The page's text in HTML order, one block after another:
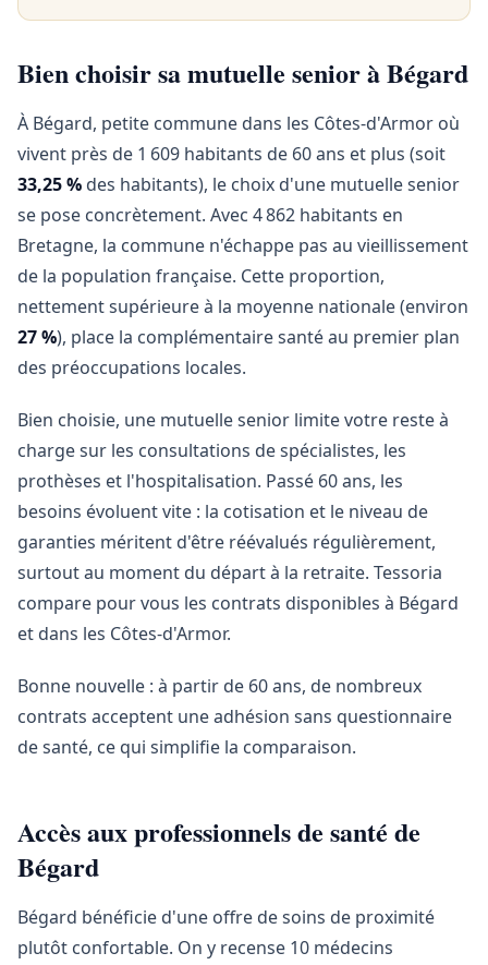
Bien choisir sa mutuelle senior à Bégard
À Bégard, petite commune dans les Côtes-d'Armor où
vivent près de 1 609 habitants de 60 ans et plus (soit
33,25 % des habitants), le choix d'une mutuelle senior
se pose concrètement. Avec 4 862 habitants en
Bretagne, la commune n'échappe pas au vieillissement
de la population française. Cette proportion,
nettement supérieure à la moyenne nationale (environ
27 %), place la complémentaire santé au premier plan
des préoccupations locales.
Bien choisie, une mutuelle senior limite votre reste à
charge sur les consultations de spécialistes, les
prothèses et l'hospitalisation. Passé 60 ans, les
besoins évoluent vite : la cotisation et le niveau de
garanties méritent d'être réévalués régulièrement,
surtout au moment du départ à la retraite. Tessoria
compare pour vous les contrats disponibles à Bégard
et dans les Côtes-d'Armor.
Bonne nouvelle : à partir de 60 ans, de nombreux
contrats acceptent une adhésion sans questionnaire
de santé, ce qui simplifie la comparaison.
Accès aux professionnels de santé de
Bégard
Bégard bénéficie d'une offre de soins de proximité
plutôt confortable. On y recense 10 médecins